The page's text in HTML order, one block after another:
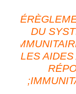
DU
LES AIDES